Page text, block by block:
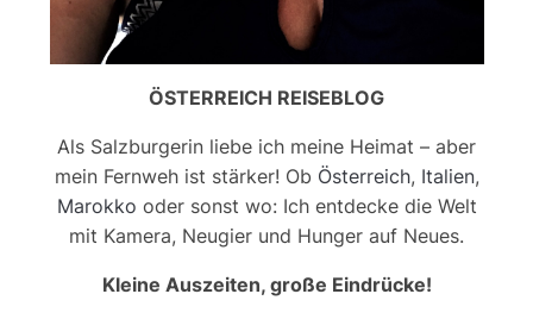
ÖSTERREICH REISEBLOG
Als Salzburgerin liebe ich meine Heimat – aber
mein Fernweh ist stärker! Ob Österreich, Italien,
Marokko oder sonst wo: Ich entdecke die Welt
mit Kamera, Neugier und Hunger auf Neues.
Kleine Auszeiten, große Eindrücke!